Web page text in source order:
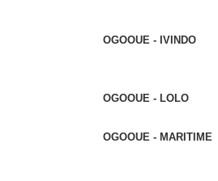
OGOOUE - IVINDO
OGOOUE - LOLO
OGOOUE - MARITIME